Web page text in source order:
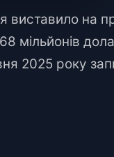
на
2025 року